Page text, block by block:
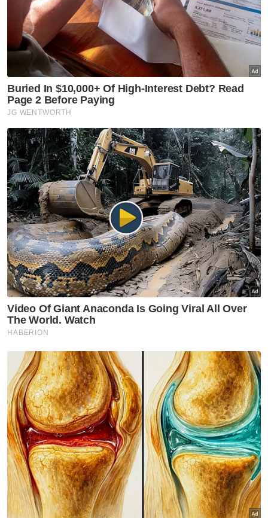
Dalam perkembangan sama, Zulkhairani
berkata, operasi menyelamat itu turut
dicemari tindakan tidak bertanggungjawab
apabila terdapat individu dipercayai cuba
guru yang cedera.
Bomba menerima panggilan kecemasan pada jam 3.24 petang
berhubung kemalangan yang membabitkan sebuah Proton
Saga dan sebuah lori.
Berita Telus & Tulus menerusi E-Mel setiap
hari!